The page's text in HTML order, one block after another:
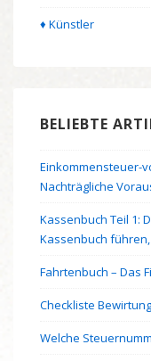
♦ Künstler
BELIEBTE
Einkommensteuer-
Nachträgliche
Kassenbuch Teil 1:
Kassenbuch
Fahrtenbuch – Das
Checkliste
Welche